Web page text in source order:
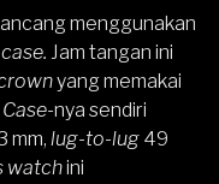
menggunakan
Jam tangan ini
yang memakai
-nya sendiri
mm, lug-to-lug 49
watchini